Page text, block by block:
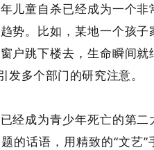
儿童自杀已经成为一个非
势。比如，某地一个孩子
户跳下楼去，生命瞬间就
多个部门的研究注意。
经成为青少年死亡的第二
的话语，用精致的“文艺